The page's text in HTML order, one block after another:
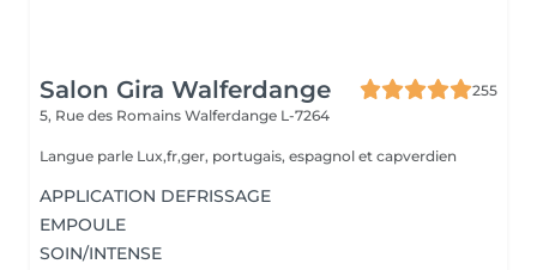
Salon Gira Walferdange
255
5, Rue des Romains Walferdange L-7264
Langue parle Lux,fr,ger, portugais, espagnol et capverdien
APPLICATION DEFRISSAGE
EMPOULE
SOIN/INTENSE